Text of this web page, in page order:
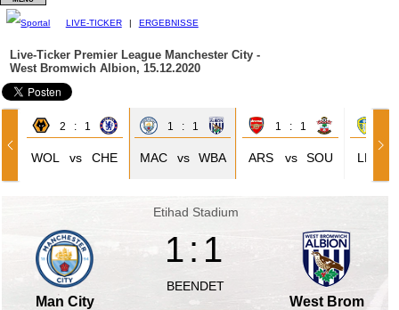
LIVE-TICKER | ERGEBNISSE
Live-Ticker Premier League Manchester City -
West Bromwich Albion, 15.12.2020
2 : 1
WOL vs CHE
1 : 1
MAC vs WBA
1 : 1
ARS vs SOU LEE
Etihad Stadium
Man City
1:1
BEENDET
West Brom